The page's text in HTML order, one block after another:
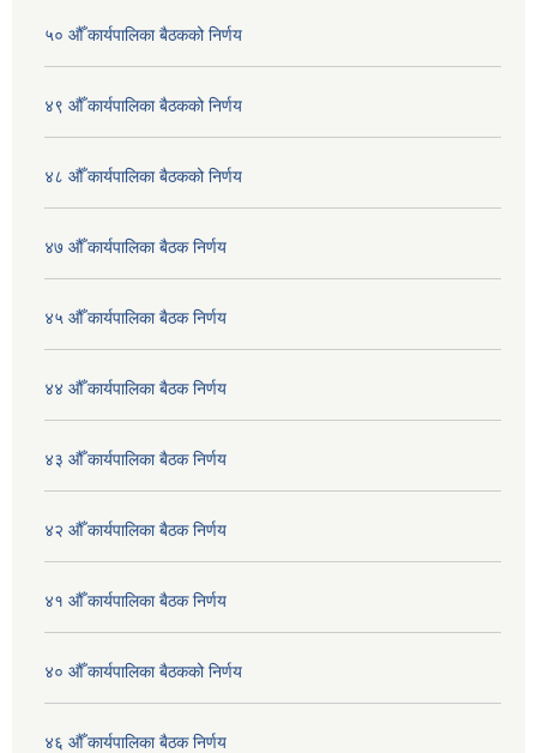
५० औँ कार्यपालिका बैठकको निर्णय
४९ औँ कार्यपालिका बैठकको निर्णय
४८ औँ कार्यपालिका बैठकको निर्णय
४७ औँ कार्यपालिका बैठक निर्णय
४५ औँ कार्यपालिका बैठक निर्णय
४४ औँ कार्यपालिका बैठक निर्णय
४३ औँ कार्यपालिका बैठक निर्णय
४२ औँ कार्यपालिका बैठक निर्णय
४१ औँ कार्यपालिका बैठक निर्णय
४० औँ कार्यपालिका बैठकको निर्णय
४६ औँ कार्यपालिका बैठक निर्णय